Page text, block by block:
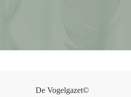
De Vogelgazet©